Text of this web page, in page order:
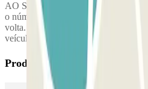
AO SEU REGRESSO: Quando
o número gratuito para que o
volta. O pessoal do parque de
veículo à porta de saída do terminal.
Produtos Parclick